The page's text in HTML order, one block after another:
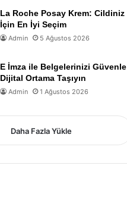
La Roche Posay Krem: Cildiniz
İçin En İyi Seçim
Admin 5 Ağustos 2026
E İmza ile Belgelerinizi Güvenle
Dijital Ortama Taşıyın
Admin 1 Ağustos 2026
Daha Fazla Yükle